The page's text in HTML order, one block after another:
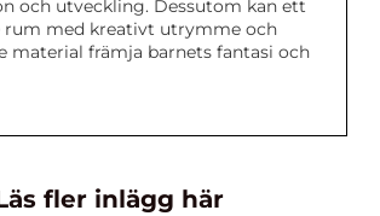
och utveckling. Dessutom kan ett
rum med kreativt utrymme och
material främja barnets fantasi och
fler inlägg här